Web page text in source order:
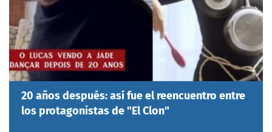
20 años después: así fue el reencuentro entre
los protagonistas de "El Clon"